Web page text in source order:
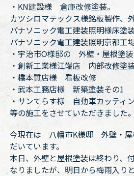
・KN建設様 倉庫改修塗装。
カツシロマテックス様銘板製作、
パナソニック電工建装照明様床塗
パナソニック電工建装照明京都工
・宇治市O様邸の 外壁・屋根塗装
・創新工業様江端店 内部改修塗
・橋本質店様 看板改修
・武本工務店様 新築塗装その1
・サンてらす様 自動車カッティ
等の施工をさせていただきました。
今現在は 八幡市K様邸 外壁・屋
だいています。
本日、外壁と屋根塗装は終わり、
なりましたが、明日から梅雨入り